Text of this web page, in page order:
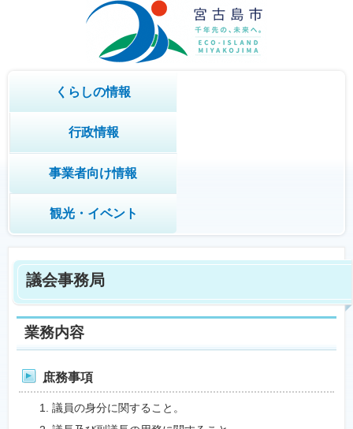
くらしの情報
行政情報
事業者向け情報
観光・イベント
議会事務局
業務内容
庶務事項
議員の身分に関すること。